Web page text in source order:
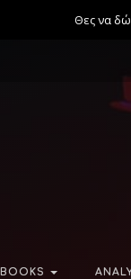
Θες να
BOOKS